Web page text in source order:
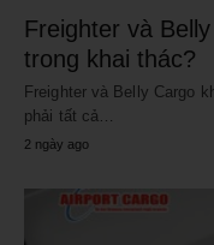
Freighter và
trong khai thác?
Freighter và Belly Cargo
phải tất cả…
2 ngày ago